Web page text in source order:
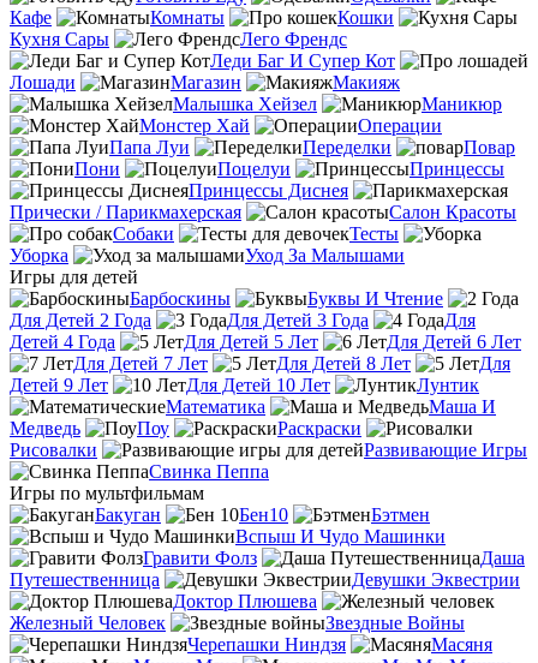
Кафе
Комнаты
Кошки
Кухня Сары
Лего Френдс
Леди Баг И Супер Кот
Лошади
Магазин
Макияж
Малышка Хейзел
Маникюр
Монстер Хай
Операции
Папа Луи
Переделки
Повар
Пони
Поцелуи
Принцессы
Принцессы Диснея
Прически / Парикмахерская
Салон Красоты
Собаки
Тесты
Уборка
Уход За Малышами
Игры для детей
Барбоскины
Буквы И Чтение
Для Детей 2 Года
Для Детей 3 Года
Для
Детей 4 Года
Для Детей 5 Лет
Для Детей 6 Лет
Для Детей 7 Лет
Для Детей 8 Лет
Для
Детей 9 Лет
Для Детей 10 Лет
Лунтик
Математика
Маша И
Медведь
Поу
Раскраски
Рисовалки
Развивающие Игры
Свинка Пеппа
Игры по мультфильмам
Бакуган
Бен10
Бэтмен
Вспыш И Чудо Машинки
Гравити Фолз
Даша
Путешественница
Девушки Эквестрии
Доктор Плюшева
Железный Человек
Звездные Войны
Черепашки Ниндзя
Масяня